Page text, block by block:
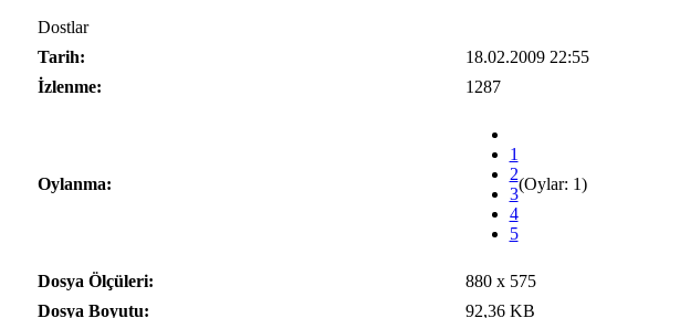
Dostlar
Tarih:
18.02.2009 22:55
İzlenme:
1287
Oylanma:
1
2
3
4
5
(Oylar: 1)
Dosya Ölçüleri:
880 x 575
Dosya Boyutu:
92,36 KB